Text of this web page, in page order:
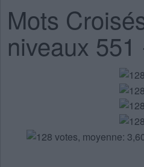
Mots
niveaux 551